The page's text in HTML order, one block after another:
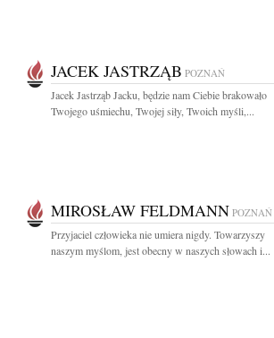
JACEK JASTRZĄB POZNAŃ
Jacek Jastrząb Jacku, będzie nam Ciebie brakowało
Twojego uśmiechu, Twojej siły, Twoich myśli,...
MIROSŁAW FELDMANN POZNAŃ
Przyjaciel człowieka nie umiera nigdy. Towarzyszy
naszym myślom, jest obecny w naszych słowach i...